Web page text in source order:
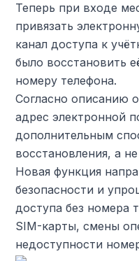
Теперь при входе
привязать
канал доступа к
было восстановить
номеру телефона.
Согласно описанию
адрес электронной
дополнительным
восстановления, а
Новая функция
безопасности и
доступа без номера
SIM-карты, смены
недоступности